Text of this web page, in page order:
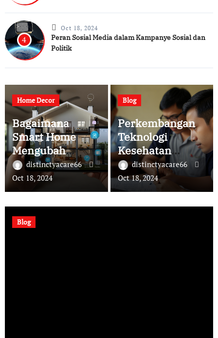
4
Oct 18, 2024
Peran Sosial Media dalam Kampanye Sosial dan
Politik
Home Decor
Bagaimana
Smart Home
Mengubah
Kehidupan
Sehari-hari
distinctyacare66
Oct 18, 2024
Blog
Perkembangan
Teknologi
Kesehatan
Mental Berbasis
Aplikasi
distinctyacare66
Oct 18, 2024
Blog